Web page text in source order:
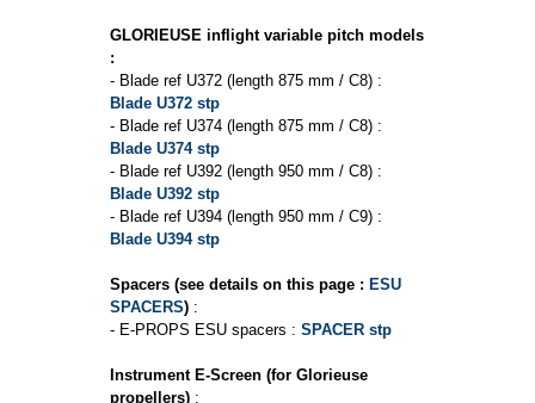
GLORIEUSE inflight variable pitch models
:
- Blade ref U372 (length 875 mm / C8) :
Blade U372 stp
- Blade ref U374 (length 875 mm / C8) :
Blade U374 stp
- Blade ref U392 (length 950 mm / C8) :
Blade U392 stp
- Blade ref U394 (length 950 mm / C9) :
Blade U394 stp
Spacers (see details on this page :ESU
SPACERS) :
- E-PROPS ESU spacers :SPACER stp
Instrument E-Screen (for Glorieuse
propellers) :